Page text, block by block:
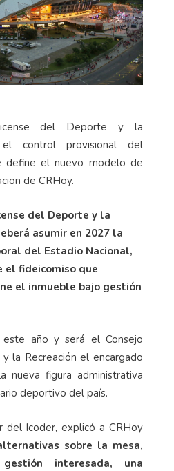
del Deporte y la
el control provisional del
define el nuevo modelo de
de CRHoy.
del Deporte y la
asumir en 2027 la
del Estadio Nacional,
el fideicomiso que
el inmueble bajo gestión
este año y será el Consejo
la Recreación el encargado
nueva figura administrativa
deportivo del país.
del Icoder, explicó a CRHoy
sobre la mesa,
interesada, una